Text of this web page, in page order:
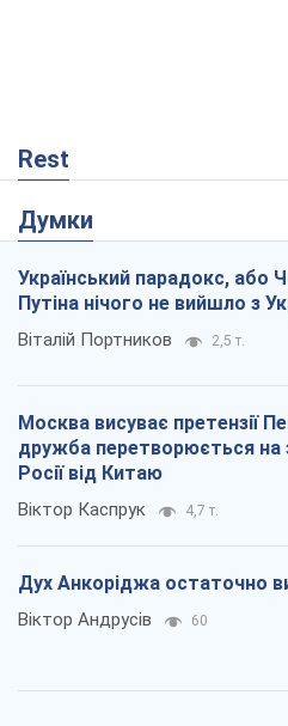
Rest
Думки
Український парадокс, або
Путіна нічого не вийшло з
Віталій Портников 2,5 т.
Москва висуває претензії
дружба перетворюється на
Росії від Китаю
Віктор Каспрук 4,7 т.
Дух Анкоріджа остаточно
Віктор Андрусів 60